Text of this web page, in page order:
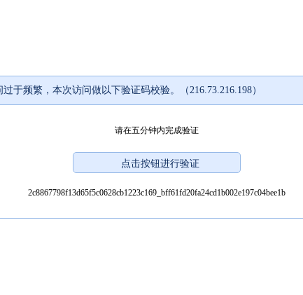
过于频繁，本次访问做以下验证码校验。（216.73.216.198）
请在五分钟内完成验证
2c8867798f13d65f5c0628cb1223c169_bff61fd20fa24cd1b002e197c04bee1b